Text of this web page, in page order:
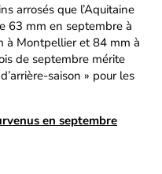
arrosés que l’Aquitaine
63 mm en septembre à
à Montpellier et 84 mm à
de septembre mérite
saison » pour les
en septembre